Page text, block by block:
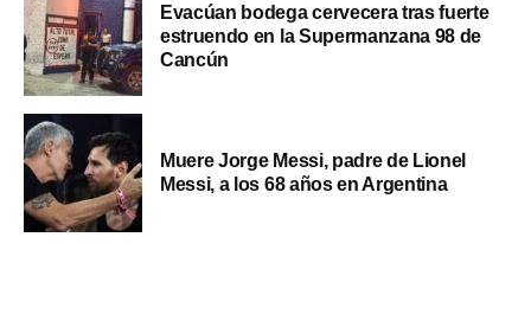
Evacúan bodega cervecera tras fuerte
estruendo en la Supermanzana 98 de
Cancún
Muere Jorge Messi, padre de Lionel
Messi, a los 68 años en Argentina